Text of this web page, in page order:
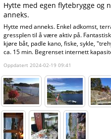
Hytte med egen flytebrygge og
anneks.
Hytte med anneks. Enkel adkomst,
gressplen til å være aktiv på.
kjøre båt, padle kano, fiske, sykle,
ca. 15 min. Begrenset internett
Oppdatert 2024-02-19 09:41